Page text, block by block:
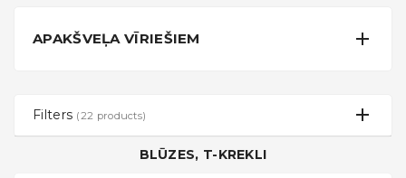
SEZONAS
HITI
UZ
SKOLU
APAKŠVEĻA VĪRIEŠIEM 
Filters (22 products)
BLŪZES, T-KREKLI